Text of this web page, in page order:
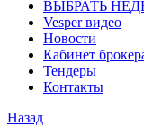
ВЫБРАТЬ
Vesper видео
Новости
Кабинет
Тендеры
Контакты
Назад